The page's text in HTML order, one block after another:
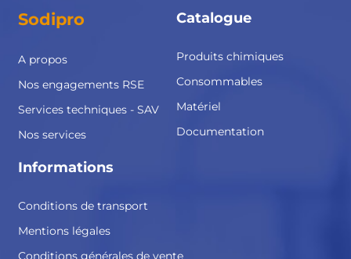
Sodipro
A propos
Nos engagements RSE
Services techniques - SAV
Nos services
Catalogue
Produits chimiques
Consommables
Matériel
Documentation
Informations
Conditions de transport
Mentions légales
Conditions générales de vente